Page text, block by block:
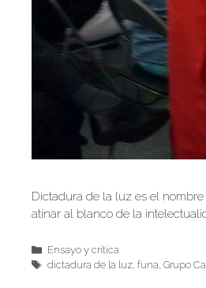
Dictadura de la luz es el
atinar al blanco de la
Categorías
Ensayo y crítica
Etiquetas
dictadura de la luz,funa,Grupo